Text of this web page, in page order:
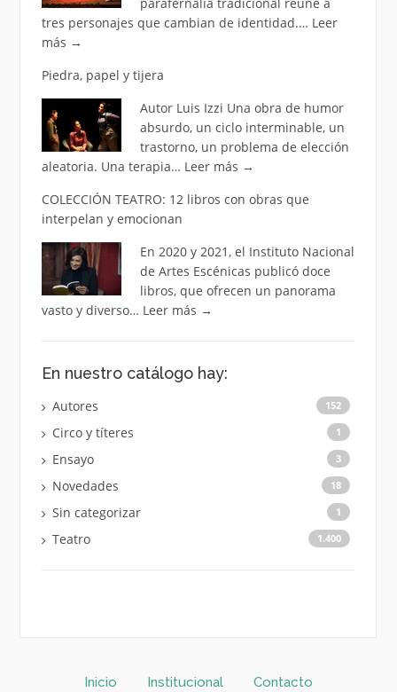
tres personajes que cambian de identidad.… Leer
más →
Piedra, papel y tijera
Autor Luis Izzi Una obra de humor
absurdo, un ciclo interminable, un
trastorno, un problema de elección
aleatoria. Una terapia… Leer más →
COLECCIÓN TEATRO: 12 libros con obras que
interpelan y emocionan
En 2020 y 2021, el Instituto Nacional
de Artes Escénicas publicó doce
libros, que ofrecen un panorama
vasto y diverso… Leer más →
En nuestro catálogo hay:
Autores 152
Circo y títeres 1
Ensayo 3
Novedades 18
Sin categorizar 1
Teatro 1.400
Inicio Institucional Contacto